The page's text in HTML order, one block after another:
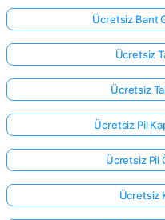
Ücretsiz Bant
Ücretsiz
Ücretsiz
Ücretsiz Pil
Ücretsiz Pil
Ücretsiz